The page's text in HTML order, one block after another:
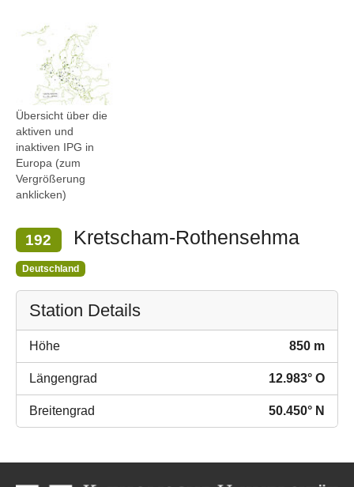
Show larger version
Übersicht über die
aktiven und
inaktiven IPG in
Europa (zum
Vergrößerung
anklicken)
192 Kretscham-Rothensehma
Deutschland
Station Details
Höhe 850 m
Längengrad 12.983° O
Breitengrad 50.450° N